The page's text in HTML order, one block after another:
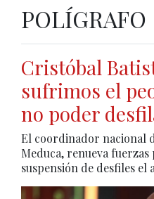
POLÍGRAFO
Cristóbal
sufrimos el
no poder
El coordinador nacional
Meduca, renueva
suspensión de desfiles el